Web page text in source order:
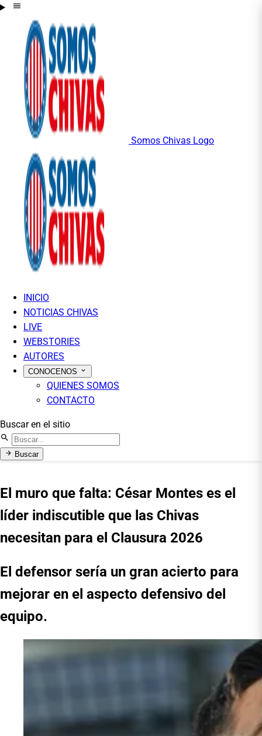
Somos Chivas Logo
INICIO
NOTICIAS CHIVAS
LIVE
WEBSTORIES
AUTORES
CONOCENOS
QUIENES SOMOS
CONTACTO
Buscar en el sitio
Buscar
El muro que falta: César Montes es el
líder indiscutible que las Chivas
necesitan para el Clausura 2026
El defensor sería un gran acierto para
mejorar en el aspecto defensivo del
equipo.